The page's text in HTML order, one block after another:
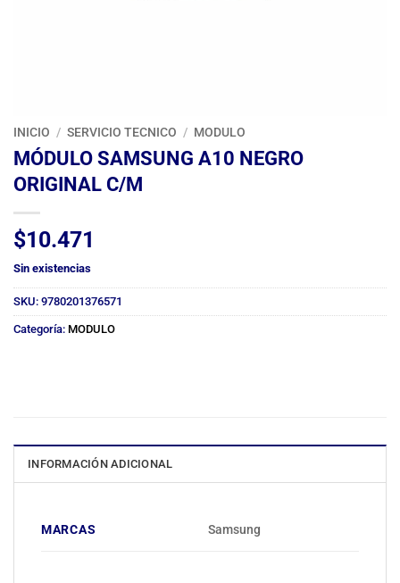
INICIO / SERVICIO TECNICO / MODULO
MÓDULO SAMSUNG A10 NEGRO
ORIGINAL C/M
$10.471
Sin existencias
SKU: 9780201376571
Categoría: MODULO
INFORMACIÓN ADICIONAL
MARCAS Samsung